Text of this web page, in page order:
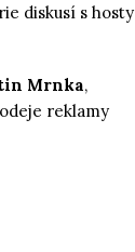
diskusí s hosty
Mrnka,
reklamy